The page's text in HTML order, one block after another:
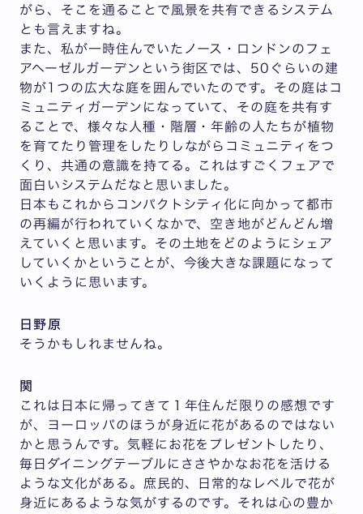
がら、そこを通ることで風景を共有できるシステム
とも言えますね。
また、私が一時住んでいたノース・ロンドンのフェ
アヘーゼルガーデンという街区では、50ぐらいの建
物が1つの広大な庭を囲んでいたのです。その庭はコ
ミュニティガーデンになっていて、その庭を共有す
ることで、様々な人種・階層・年齢の人たちが植物
を育てたり管理をしたりしながらコミュニティをつ
くり、共通の意識を持てる。これはすごくフェアで
面白いシステムだなと思いました。
日本もこれからコンパクトシティ化に向かって都市
の再編が行われていくなかで、空き地がどんどん増
えていくと思います。その土地をどのようにシェア
していくかということが、今後大きな課題になって
いくように思います。
日野原
そうかもしれませんね。
関
これは日本に帰ってきて１年住んだ限りの感想です
が、ヨーロッパのほうが身近に花があるのではない
かと思うんです。気軽にお花をプレゼントしたり、
毎日ダイニングテーブルにささやかなお花を活ける
ような文化がある。庶民的、日常的なレベルで花が
身近にあるような気がするのです。それは心の豊か